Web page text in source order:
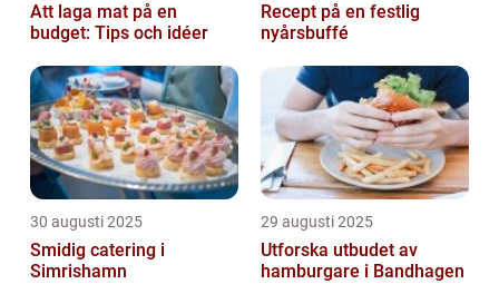
Att laga mat på en
budget: Tips och idéer
Recept på en festlig
nyårsbuffé
30 augusti 2025
Smidig catering i
Simrishamn
29 augusti 2025
Utforska utbudet av
hamburgare i Bandhagen